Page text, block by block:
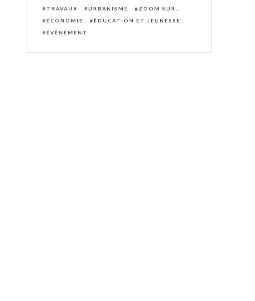
TRAVAUX
URBANISME
ZOOM SUR…
ÉCONOMIE
ÉDUCATION ET JEUNESSE
ÉVÈNEMENT